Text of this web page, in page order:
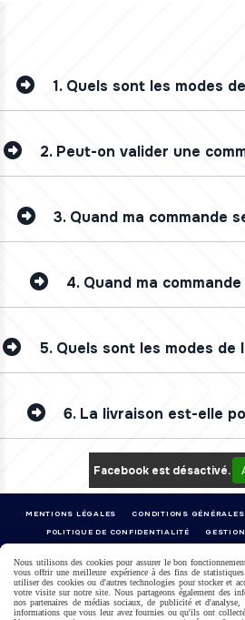
1. Quels sont les modes
2. Peut-on valider une
3. Quand ma commande
4. Quand ma
5. Quels sont les modes
6. La livraison est-elle
Facebook est désactivé.
MENTIONS LÉGALES CONDITIONS GÉNÉRALES
POLITIQUE DE CONFIDENTIALITÉ
Nous utilisons des cookies pour assurer le bon
vous offrir une meilleure expérience à des fins de
utiliser des cookies ou d'autres technologies pour stocker et
votre visite sur notre site. Nous partageons également des
nos partenaires de médias sociaux, de publicité et
informations que vous leur avez fournies ou qu'ils ont